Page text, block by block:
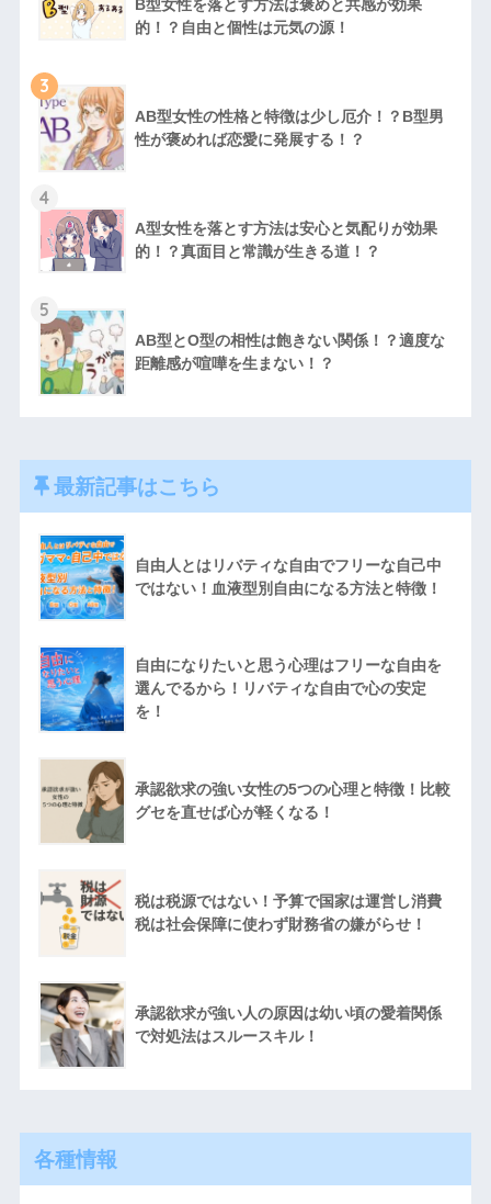
B型女性を落とす方法は褒めと共感が効果
的！？自由と個性は元気の源！
3
AB型女性の性格と特徴は少し厄介！？B型男
性が褒めれば恋愛に発展する！？
4
A型女性を落とす方法は安心と気配りが効果
的！？真面目と常識が生きる道！？
5
AB型とO型の相性は飽きない関係！？適度な
距離感が喧嘩を生まない！？
最新記事はこちら
自由人とはリバティな自由でフリーな自己中
ではない！血液型別自由になる方法と特徴！
自由になりたいと思う心理はフリーな自由を
選んでるから！リバティな自由で心の安定
を！
承認欲求の強い女性の5つの心理と特徴！比較
グセを直せば心が軽くなる！
税は税源ではない！予算で国家は運営し消費
税は社会保障に使わず財務省の嫌がらせ！
承認欲求が強い人の原因は幼い頃の愛着関係
で対処法はスルースキル！
各種情報